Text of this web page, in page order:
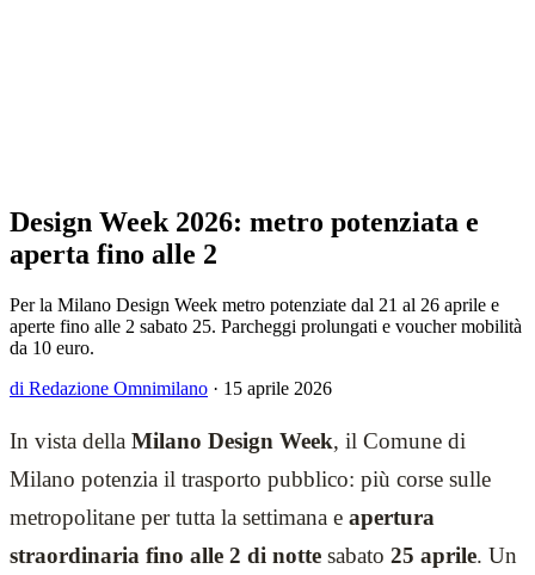
Design Week 2026: metro potenziata e
aperta fino alle 2
Per la Milano Design Week metro potenziate dal 21 al 26 aprile e
aperte fino alle 2 sabato 25. Parcheggi prolungati e voucher mobilità
da 10 euro.
di Redazione Omnimilano · 15 aprile 2026
In vista della Milano Design Week, il Comune di
Milano potenzia il trasporto pubblico: più corse sulle
metropolitane per tutta la settimana e apertura
straordinaria fino alle 2 di notte sabato 25 aprile. Un